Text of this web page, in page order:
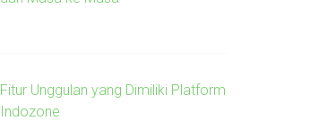
Fitur Unggulan yang Dimiliki Platform
Indozone